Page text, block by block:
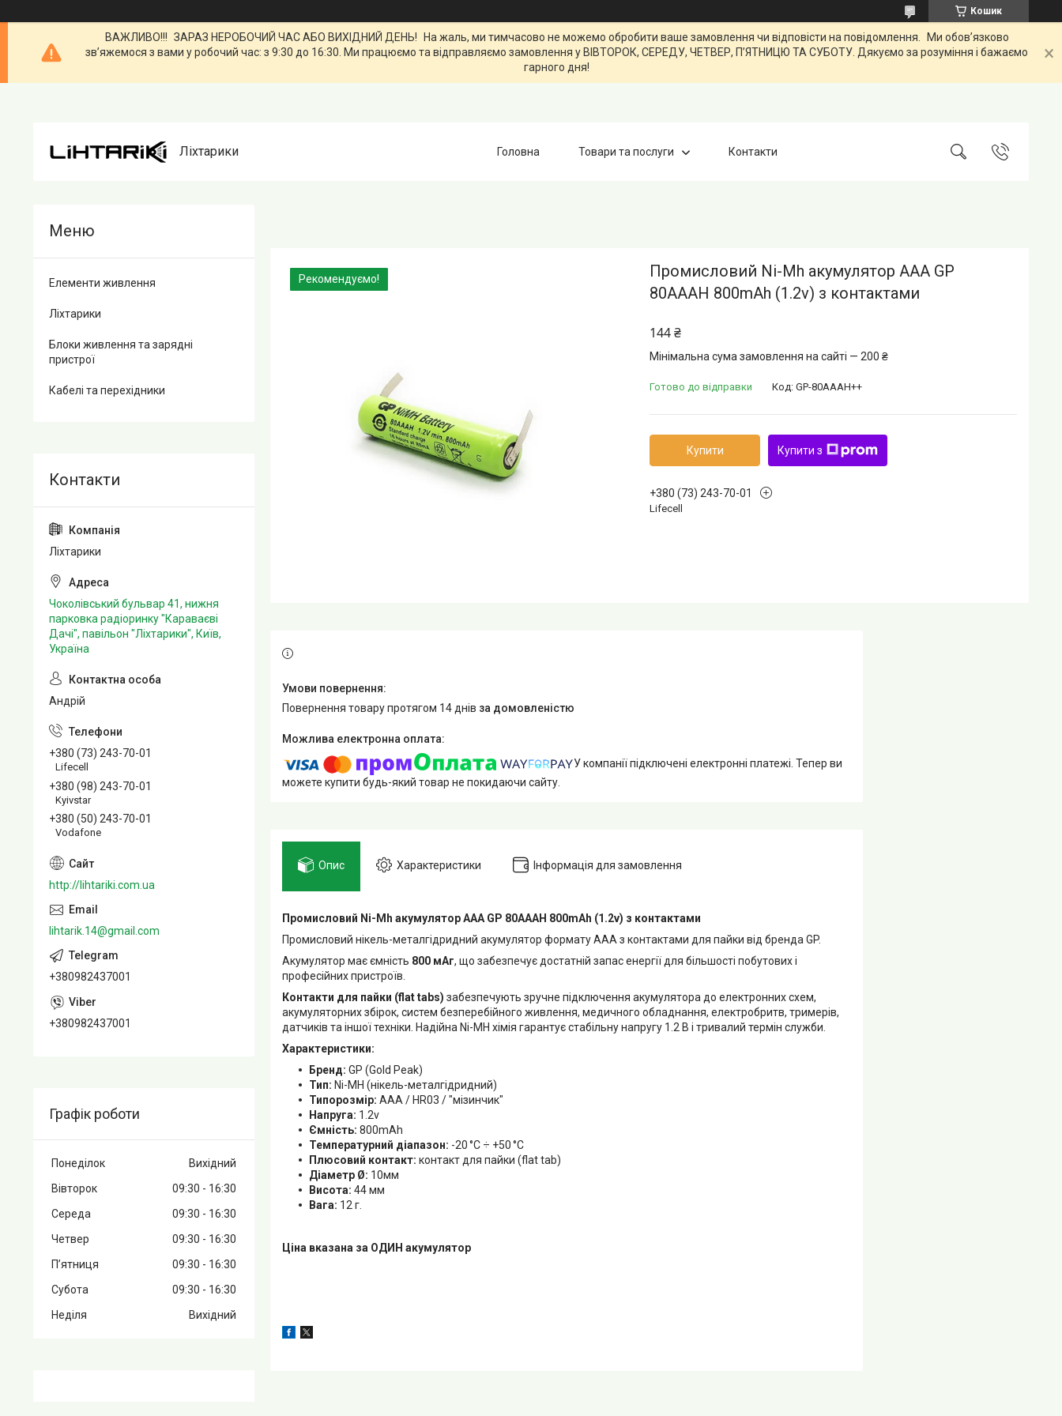
Кошик
ВАЖЛИВО!!! ЗАРАЗ НЕРОБОЧИЙ ЧАС АБО ВИХІДНИЙ ДЕНЬ! На жаль, ми тимчасово не можемо обробити ваше замовлення чи відповісти на повідомлення. Ми обов’язково
зв’яжемося з вами у робочий час: з 9:30 до 16:30. Ми працюємо та відправляємо замовлення у ВІВТОРОК, СЕРЕДУ, ЧЕТВЕР, ПʼЯТНИЦЮ ТА СУБОТУ. Дякуємо за розуміння і бажаємо
гарного дня!
Ліхтарики Головна Товари та послуги Контакти
Рекомендуємо!
Промисловий Ni-Mh акумулятор AAA GP
80AAAH 800mAh (1.2v) з контактами
144 ₴
Мінімальна сума замовлення на сайті — 200 ₴
Готово до відправки Код: GP-80AAAH++
Купити Купити з
+380 (73) 243-70-01
Lifecell
повернення товару протягом 14 днів за домовленістю
У компанії підключені електронні платежі. Тепер ви
можете купити будь-який товар не покидаючи сайту.
Опис Характеристики Інформація для замовлення
Промисловий Ni-Mh акумулятор AAA GP 80AAAH 800mAh (1.2v) з контактами
Промисловий нікель-металгідридний акумулятор формату AAA з контактами для пайки від бренда GP.
Акумулятор має ємність 800 мАг, що забезпечує достатній запас енергії для більшості побутових і
професійних пристроїв.
Контакти для пайки (flat tabs) забезпечують зручне підключення акумулятора до електронних схем,
акумуляторних збірок, систем безперебійного живлення, медичного обладнання, електробритв, тримерів,
датчиків та іншої техніки. Надійна Ni-MH хімія гарантує стабільну напругу 1.2 В і тривалий термін служби.
Характеристики:
Бренд: GP (Gold Peak)
Тип: Ni-MH (нікель-металгідридний)
Типорозмір: AAA / HR03 / "мізинчик"
Напруга: 1.2v
Ємність: 800mAh
Температурний діапазон: -20 °C ÷ +50 °C
Плюсовий контакт: контакт для пайки (flat tab)
Діаметр Ø: 10мм
Висота: 44 мм
Вага: 12 г.
Ціна вказана за ОДИН акумулятор
Елементи живлення
Ліхтарики
Блоки живлення та зарядні
пристрої
Кабелі та перехідники
Ліхтарики
Чоколівський бульвар 41, нижня
парковка радіоринку "Караваєві
Дачі", павільон "Ліхтарики", Київ,
Україна
Андрій
+380 (73) 243-70-01
Lifecell
+380 (98) 243-70-01
Kyivstar
+380 (50) 243-70-01
Vodafone
http://lihtariki.com.ua
lihtarik.14@gmail.com
+380982437001
+380982437001
Графік роботи
Понеділок
Вихідний
Вівторок
09:30
16:30
Середа
09:30
16:30
Четвер
09:30
16:30
Пʼятниця
09:30
16:30
Субота
09:30
16:30
Неділя
Вихідний